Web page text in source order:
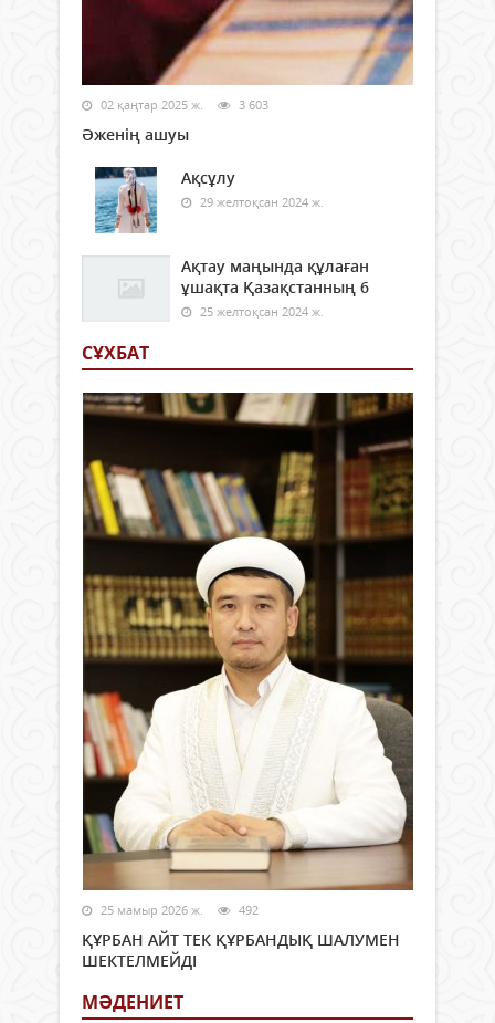
02 қаңтар 2025 ж. 3 603
Әженің ашуы
Ақсұлу
29 желтоқсан 2024 ж.
Ақтау маңында құлаған
ұшақта Қазақстанның 6
25 желтоқсан 2024 ж.
СҰХБАТ
25 мамыр 2026 ж. 492
ҚҰРБАН АЙТ ТЕК ҚҰРБАНДЫҚ ШАЛУМЕН
ШЕКТЕЛМЕЙДІ
МӘДЕНИЕТ